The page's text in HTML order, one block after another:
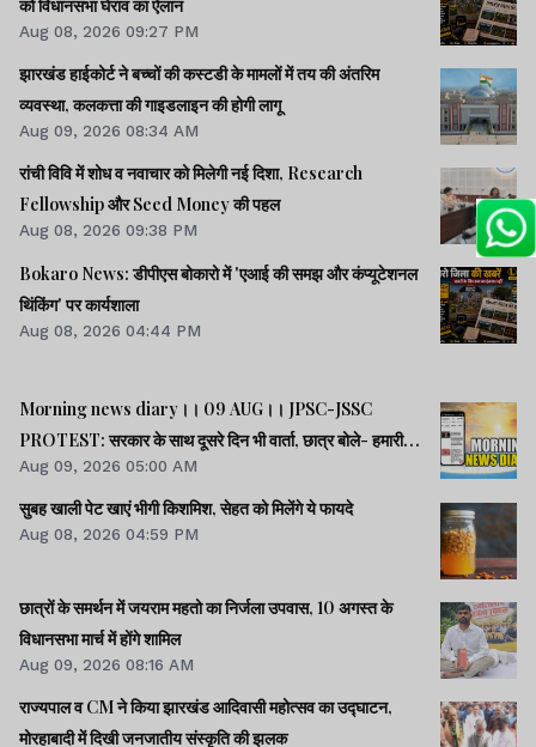
को विधानसभा घेराव का ऐलान
Aug 08, 2026 09:27 PM
झारखंड हाईकोर्ट ने बच्चों की कस्टडी के मामलों में तय की अंतरिम
व्यवस्था, कलकत्ता की गाइडलाइन की होगी लागू
Aug 09, 2026 08:34 AM
रांची विवि में शोध व नवाचार को मिलेगी नई दिशा, Research
Fellowship और Seed Money की पहल
Aug 08, 2026 09:38 PM
Bokaro News: डीपीएस बोकारो में 'एआई की समझ और कंप्यूटेशनल
थिंकिंग' पर कार्यशाला
Aug 08, 2026 04:44 PM
Morning news diary।। 09 AUG।। JPSC-JSSC
PROTEST: सरकार के साथ दूसरे दिन भी वार्ता, छात्र बोले- हमारी
बातें सुनी गईं।। छात्रों के समर्थन में उतरी भाजपा, 10 को विधानसभा
घेराव।। भारत सहित 5 देशों पर 100% टैरिफ लगानेवाला बिल US
सीनेट से पास।। समेत कई खबरें व वीडियो.
Aug 09, 2026 05:00 AM
सुबह खाली पेट खाएं भीगी किशमिश, सेहत को मिलेंगे ये फायदे
Aug 08, 2026 04:59 PM
छात्रों के समर्थन में जयराम महतो का निर्जला उपवास, 10 अगस्त के
विधानसभा मार्च में होंगे शामिल
Aug 09, 2026 08:16 AM
राज्यपाल व CM ने किया झारखंड आदिवासी महोत्सव का उद्घाटन,
मोरहाबादी में दिखी जनजातीय संस्कृति की झलक